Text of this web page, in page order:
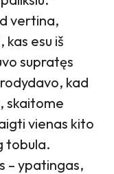
vertina,
esu iš
supratęs
kad
skaitome
vienas kito
tobula.
– ypatingas,